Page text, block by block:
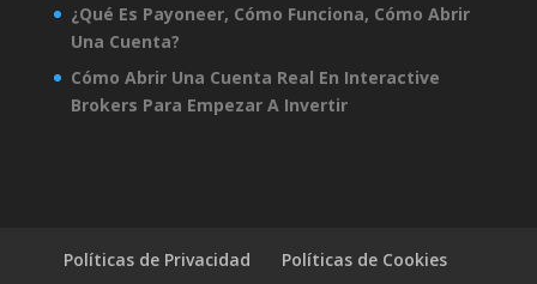
¿Qué Es Payoneer, Cómo Funciona, Cómo Abrir
Una Cuenta?
Cómo Abrir Una Cuenta Real En Interactive
Brokers Para Empezar A Invertir
Políticas de Privacidad Políticas de Cookies